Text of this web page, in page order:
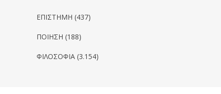
ΕΠΙΣΤΗΜΗ (437)
ΠΟΙΗΣΗ (188)
ΦΙΛΟΣΟΦΙΑ (3.154)